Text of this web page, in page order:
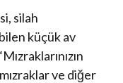
silah
küçük av
ve diğer